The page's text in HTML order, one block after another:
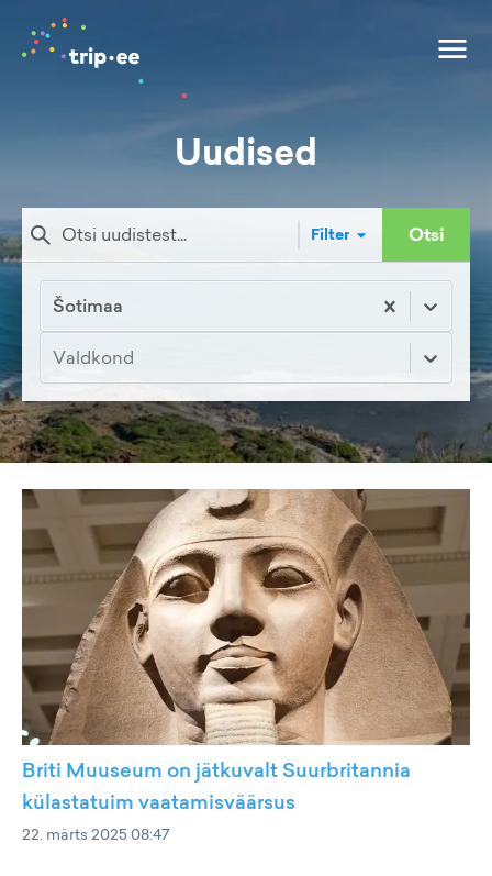
Uudised
Filter Otsi
Šotimaa
Valdkond
Briti Muuseum on jätkuvalt Suurbritannia
külastatuim vaatamisväärsus
22. märts 2025 08:47